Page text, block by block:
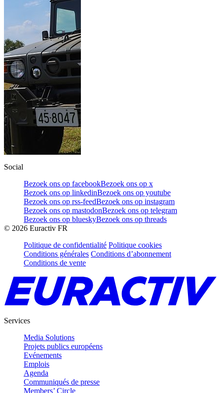
Social
Bezoek ons op facebookBezoek ons op x
Bezoek ons op linkedinBezoek ons op youtube
Bezoek ons op rss-feedBezoek ons op instagram
Bezoek ons op mastodonBezoek ons op telegram
Bezoek ons op blueskyBezoek ons op threads
© 2026 Euractiv FR
Politique de confidentialité Politique cookies
Conditions générales Conditions d’abonnement
Conditions de vente
Services
Media Solutions
Projets publics européens
Evénements
Emplois
Agenda
Communiqués de presse
Members’ Circle